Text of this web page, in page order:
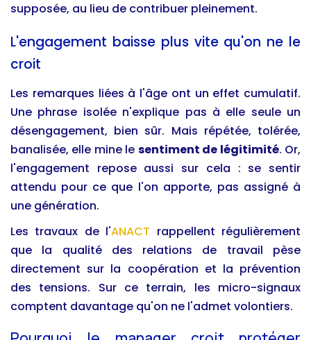
supposée, au lieu de contribuer pleinement.
L'engagement baisse plus vite qu'on ne le
croit
Les remarques liées à l'âge ont un effet cumulatif.
Une phrase isolée n'explique pas à elle seule un
désengagement, bien sûr. Mais répétée, tolérée,
banalisée, elle mine le sentiment de légitimité. Or,
l'engagement repose aussi sur cela : se sentir
attendu pour ce que l'on apporte, pas assigné à
une génération.
Les travaux de l'ANACT rappellent régulièrement
que la qualité des relations de travail pèse
directement sur la coopération et la prévention
des tensions. Sur ce terrain, les micro-signaux
comptent davantage qu'on ne l'admet volontiers.